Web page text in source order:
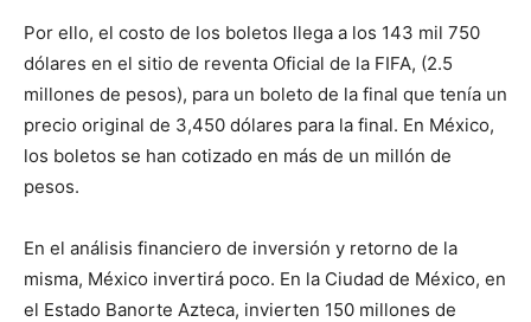
Por ello, el costo de los boletos llega a los 143 mil 750
dólares en el sitio de reventa Oficial de la FIFA, (2.5
millones de pesos), para un boleto de la final que tenía un
precio original de 3,450 dólares para la final. En México,
los boletos se han cotizado en más de un millón de
pesos.
En el análisis financiero de inversión y retorno de la
misma, México invertirá poco. En la Ciudad de México, en
el Estado Banorte Azteca, invierten 150 millones de